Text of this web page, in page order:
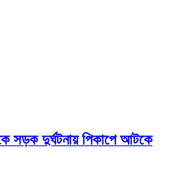
সড়ক দুর্ঘটনায় পিকাপে আটকে